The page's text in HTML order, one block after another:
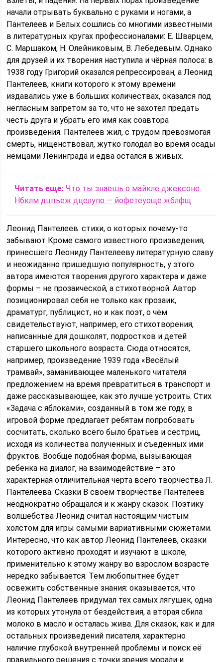
начали отрывать буквально с руками и ногами, а
Пантелеев и Белых сошлись со многими известными
в литературных кругах профессионалами: Е. Шварцем,
С. Маршаком, Н. Олейниковым, В. Лебедевым. Однако
для друзей и их творения наступила и чёрная полоса: в
1938 году Григорий оказался репрессирован, а Леонид
Пантелеев, книги которого к этому времени
издавались уже в больших количествах, оказался под
негласным запретом за то, что не захотел предать
честь друга и убрать его имя как соавтора
произведения. Пантелеев жил, с трудом превозмогая
смерть, нищенствовал, жутко голодал во время осады
немцами Ленинграда и едва остался в живых.
Читать еще: Что ты знаешь о майкле джексоне.
Нбклм дцпъеж дцелупо — йофетеуоще жблфщ
Леонид Пантелеев: стихи, о которых почему-то
забывают Кроме самого известного произведения,
принесшего Леониду Пантелееву литературную славу
и неожиданно пришедшую популярность, у этого
автора имеются творения другого характера и даже
формы – не прозаической, а стихотворной. Автор
позиционировал себя не только как прозаик,
драматург, публицист, но и как поэт, о чём
свидетельствуют, например, его стихотворения,
написанные для дошколят, подростков и детей
старшего школьного возраста. Сюда относятся,
например, произведение 1939 года «Весёлый
трамвай», заманивающее маленького читателя
предложением на время превратиться в транспорт и
даже рассказывающее, как это лучше устроить. Стих
«Задача с яблоками», созданный в том же году, в
игровой форме предлагает ребятам попробовать
сосчитать, сколько всего было братьев и сестриц,
исходя из количества полученных и съеденных ими
фруктов. Вообще подобная форма, вызывающая
ребёнка на диалог, на взаимодействие – это
характерная отличительная черта всего творчества Л.
Пантелеева. Сказки В своем творчестве Пантелеев
неоднократно обращался и к жанру сказок. Поэтику
волшебства Леонид считал настоящим чистым
холстом для игры самыми вариативными сюжетами.
Интересно, что как автор Леонид Пантелеев, сказки
которого активно проходят и изучают в школе,
применительно к этому жанру во взрослом возрасте
нередко забывается. Тем любопытнее будет
освежить собственные знания: оказывается, что
Леонид Пантелеев придумал тех самых лягушек, одна
из которых утонула от бездействия, а вторая сбила
молоко в масло и осталась жива. Для сказок, как и для
остальных произведений писателя, характерно
наличие глубокой внутренней проблемы и поиск её
правильного решения с точки зрения морали и